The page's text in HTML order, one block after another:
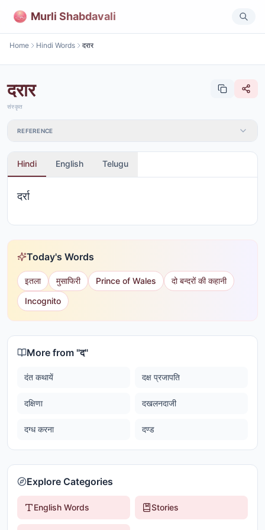
Murli Shabdavali
Home Hindi Words दरार
दरार
संस्कृत
REFERENCE
Hindi English Telugu
दर्रा
Today's Words
इतला मुसाफिरी Prince of Wales
दो बन्दरों की कहानी
Incognito
More from "द"
दंत कथायें दक्ष प्रजापति
दक्षिणा दखलनदाजी
दग्ध करना दण्ड
Explore Categories
English Words Stories